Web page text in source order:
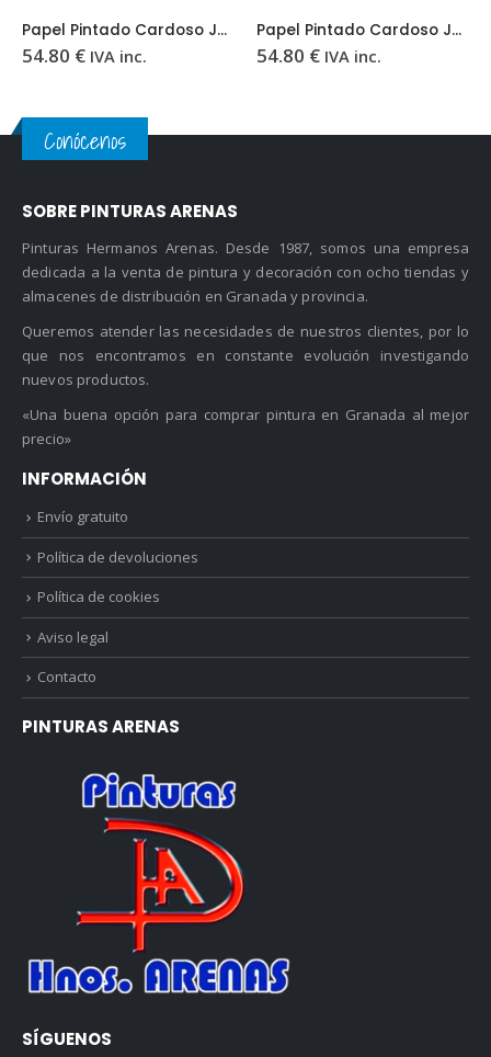
Papel Pintado Cardoso Junior JN0902
54.80 € IVA inc.
Papel Pintado Cardoso Junior JN0809
54.80 € IVA inc.
Conócenos
SOBRE PINTURAS ARENAS
Pinturas Hermanos Arenas. Desde 1987, somos una empresa
dedicada a la venta de pintura y decoración con ocho tiendas y
almacenes de distribución en Granada y provincia.
Queremos atender las necesidades de nuestros clientes, por lo
que nos encontramos en constante evolución investigando
nuevos productos.
«Una buena opción para comprar pintura en Granada al mejor
precio»
INFORMACIÓN
Envío gratuito
Política de devoluciones
Política de cookies
Aviso legal
Contacto
PINTURAS ARENAS
SÍGUENOS